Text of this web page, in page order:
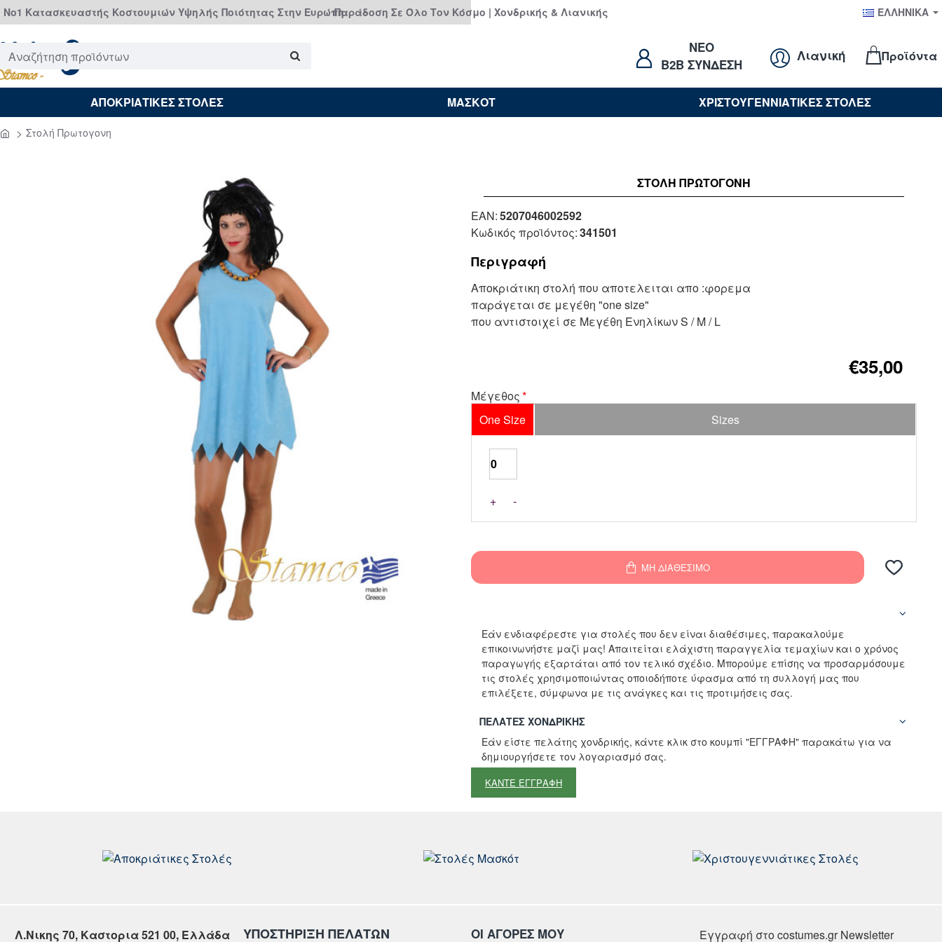
Νο1 Κατασκευαστής Κοστουμιών Υψηλής Ποιότητας Στην ΕυρώπηΠαράδοση Σε Όλο Τον Κόσμο | Χονδρικής & Λιανικής ΕΛΛΗΝΙΚΆ
Αναζήτηση
προϊόντων
NEO
B2B ΣΥΝΔΕΣΗ
Λιανική Προϊόντα
ΑΠΟΚΡΙΑΤΙΚΕΣ ΣΤΟΛΕΣ ΜΑΣΚΟΤ ΧΡΙΣΤΟΥΓΕΝΝΙΑΤΙΚΕΣ ΣΤΟΛΕΣ
Στολή Πρωτογονη
ΣΤΟΛΉ ΠΡΩΤΟΓΟΝΗ
Περιγραφή
Αποκριάτικη στολή που αποτελειται απο :φορεμα
παράγεται σε μεγέθη "one size"
που αντιστοιχεί σε Μεγέθη Ενηλίκων S / M / L
Κωδικός προϊόντος:341501
EAN:5207046002592
€35,00
Μέγεθος
One Size
Sizes
+ -
ΜΗ ΔΙΑΘΈΣΙΜΟ
Εάν ενδιαφέρεστε για στολές που δεν είναι διαθέσιμες, παρακαλούμε
επικοινωνήστε μαζί μας! Απαιτείται ελάχιστη παραγγελία τεμαχίων και ο χρόνος
παραγωγής εξαρτάται από τον τελικό σχέδιο. Μπορούμε επίσης να προσαρμόσουμε
τις στολές χρησιμοποιώντας οποιοδήποτε ύφασμα από τη συλλογή μας που
επιλέξετε, σύμφωνα με τις ανάγκες και τις προτιμήσεις σας.
ΠΕΛΆΤΕΣ ΧΟΝΔΡΙΚΉΣ
Εάν είστε πελάτης χονδρικής, κάντε κλικ στο κουμπί "ΕΓΓΡΑΦΗ" παρακάτω για να
δημιουργήσετε τον λογαριασμό σας.
ΚΑΝΤΕ ΕΓΓΡΑΦΗ
Λ.Νικης 70, Καστορια 521 00, Ελλάδα ΥΠΟΣΤΗΡΙΞΗ ΠΕΛΑΤΩΝ ΟΙ ΑΓΟΡΕΣ ΜΟΥ Εγγραφή στο costumes.gr Newsletter